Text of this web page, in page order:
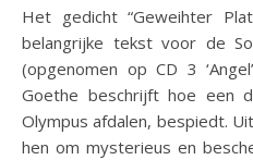
Het gedicht “Geweihter
belangrijke tekst voor de
(opgenomen op CD 3
Goethe beschrijft hoe een
Olympus afdalen, bespiedt.
hen om mysterieus en